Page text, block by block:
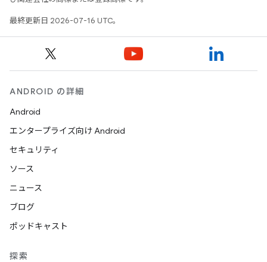
最終更新日 2026-07-16 UTC。
ANDROID の詳細
Android
エンタープライズ向け Android
セキュリティ
ソース
ニュース
ブログ
ポッドキャスト
探索